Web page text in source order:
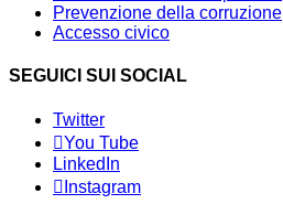
Prevenzione della corruzione
Accesso civico
SEGUICI SUI SOCIAL
Twitter
You Tube
LinkedIn
Instagram